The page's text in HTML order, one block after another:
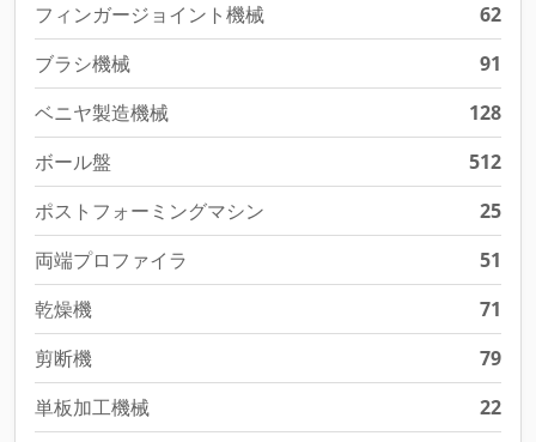
フィンガージョイント機械
62
ブラシ機械
91
ベニヤ製造機械
128
ボール盤
512
ポストフォーミングマシン
25
両端プロファイラ
51
乾燥機
71
剪断機
79
単板加工機械
22